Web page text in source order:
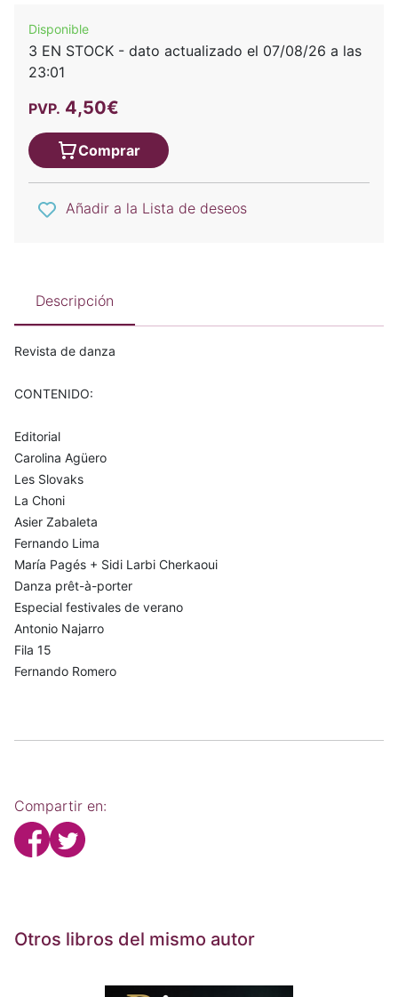
Disponible
3 EN STOCK - dato actualizado el 07/08/26 a las
23:01
PVP. 4,50€
Comprar
Añadir a la Lista de deseos
Descripción
Revista de danza
CONTENIDO:
Editorial
Carolina Agüero
Les Slovaks
La Choni
Asier Zabaleta
Fernando Lima
María Pagés + Sidi Larbi Cherkaoui
Danza prêt-à-porter
Especial festivales de verano
Antonio Najarro
Fila 15
Fernando Romero
Compartir en:
Otros libros del mismo autor